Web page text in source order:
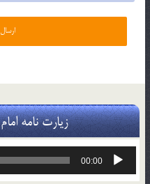
زیارت نامه
پخش‌کننده
00:00